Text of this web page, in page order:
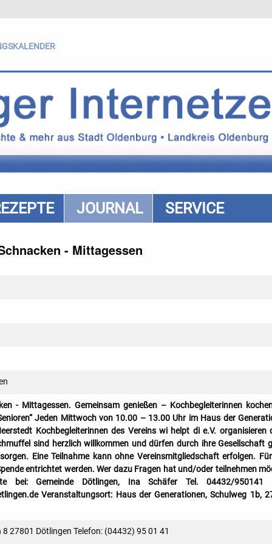
JOURNAL SERVICE
- Mittagessen
- Mittagessen. Gemeinsam genießen – Kochbegleiterinnen
Jeden Mittwoch von 10.00 – 13.00 Uhr im Haus der
Kochbegleiterinnen des Vereins wi helpt di e.V. organisieren
sind herzlich willkommen und dürfen durch ihre Gesellschaft
Eine Teilnahme kann ohne Vereinsmitgliedschaft erfolgen.
entrichtet werden. Wer dazu Fragen hat und/oder teilnehmen
bei: Gemeinde Dötlingen, Ina Schäfer Tel. 04432/950141
Veranstaltungsort: Haus der Generationen, Schulweg 1b,
27801 Dötlingen Telefon: (04432) 95 01 41